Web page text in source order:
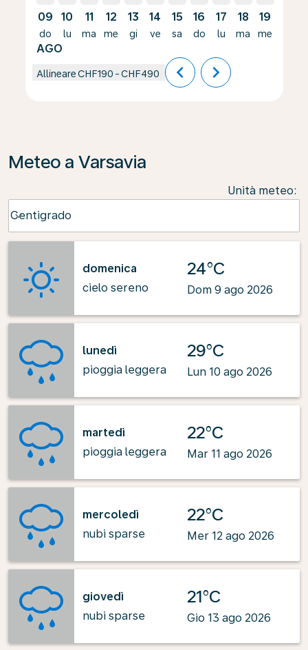
09
do
AGO
10
lu
11
ma
12
me
13
gi
14
ve
15
sa
16
do
17
lu
18
ma
19
me
AllineareCHF190 -CHF490 chevron_left chevron_right
Meteo a Varsavia
Unità meteo:
Centigrado
keyboard_arrow_down
domenica
cielo sereno
24°C
Dom 9 ago 2026
lunedì
pioggia leggera
29°C
Lun 10 ago 2026
martedì
pioggia leggera
22°C
Mar 11 ago 2026
mercoledì
nubi sparse
22°C
Mer 12 ago 2026
giovedì
nubi sparse
21°C
Gio 13 ago 2026